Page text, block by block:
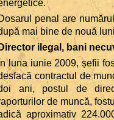
penal are
mai bine de nouă
Director ilegal, bani
În luna iunie 2009, șefii
contractul de
ani, postul de
de muncă,
aproximativ